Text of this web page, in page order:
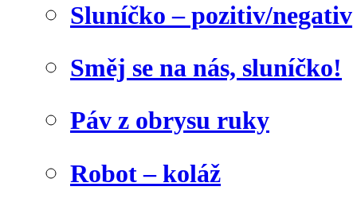
Sluníčko – pozitiv/negativ
Směj se na nás, sluníčko!
Páv z obrysu ruky
Robot – koláž